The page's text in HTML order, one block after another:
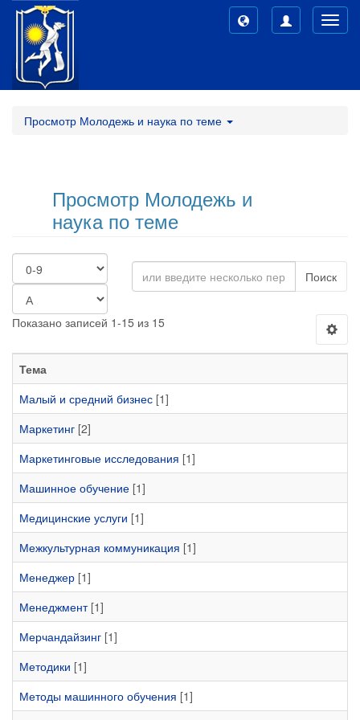
Просмотр Молодежь и наука по теме
Просмотр Молодежь и
наука по теме
Поиск
Показано записей 1-15 из 15
Тема
Малый и средний бизнес [1]
Маркетинг [2]
Маркетинговые исследования [1]
Машинное обучение [1]
Медицинские услуги [1]
Межкультурная коммуникация [1]
Менеджер [1]
Менеджмент[1]
Мерчандайзинг [1]
Методики [1]
Методы машинного обучения [1]